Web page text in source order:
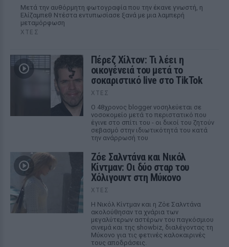
Μετά την αυθόρμητη φωτογραφία που την έκανε γνωστή, η
Ελίζαμπεθ Ντέστα εντυπωσίασε ξανά με μια λαμπερή
μεταμόρφωση
ΧΤΕΣ
Πέρεζ Χίλτον: Τι λέει η
οικογένειά του μετά το
σοκαριστικό live στο TikTok
ΧΤΕΣ
Ο 48χρονος blogger νοσηλεύεται σε
νοσοκομείο μετά το περιστατικό που
έγινε στο σπίτι του - οι δικοί του ζητούν
σεβασμό στην ιδιωτικότητά του κατά
την ανάρρωσή του
Ζόε Σαλντάνα και Νικόλ
Κίντμαν: Οι δύο σταρ του
Χόλιγουντ στη Μύκονο
ΧΤΕΣ
Η Νικόλ Κίντμαν και η Ζόε Σαλντάνα
ακολούθησαν τα χνάρια των
μεγαλύτερων αστέρων του παγκόσμιου
σινεμά και της showbiz, διαλέγοντας τη
Μύκονο για τις φετινές καλοκαιρινές
τους αποδράσεις.